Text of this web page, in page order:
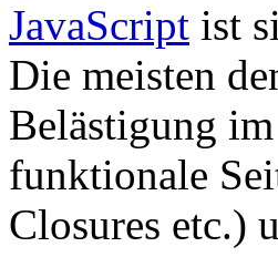
JavaScript ist
Die meisten
Belästigung
funktionale
Closures etc.)